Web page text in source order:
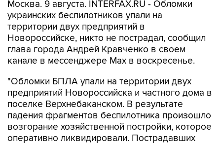
территории двух предприятий в
Новороссийске, никто не пострадал, сообщил
глава города Андрей Кравченко в своем
канале в мессенджере Max в воскресенье.
"Обломки БПЛА упали на территории двух
поселке Верхнебаканском. В результате
падения фрагментов беспилотника произошло
возгорание хозяйственной постройки, которое
оперативно ликвидировали. Пострадавших
нет", - говорится в сообщении.